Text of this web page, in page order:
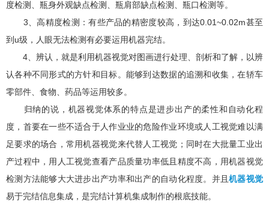
度检测、瓶身外观缺点检测、瓶肩部缺点检测、瓶口检测等。
3、高精度检测：有些产品的精密度较高，到达0.01~0.02m甚至
到 u级，人眼无法检测有必要运用机器完结。
4、辨认，就是利用机器视觉对图画进行处理、剖析和了解，以辨
认各种不同形式的方针和目标。能够到达数据的追溯和收集，在轿车
零部件、食物、药品等运用较多。
归纳的说，机器视觉体系的特点是进步出产的柔性和自动化程
度，首要在一些不适合于人作业业的危险作业环境或人工视觉难以满
足要求的场合，常用机器视觉来代替人工视觉；同时在大批量工业出
产过程中，用人工视觉查看产品质量功率低且精度不高，用机器视觉
检测方法能够大大进步出产功率和出产的自动化程度。并且机器视觉
易于完结信息集成，是完结计算机集成制作的根底技能。